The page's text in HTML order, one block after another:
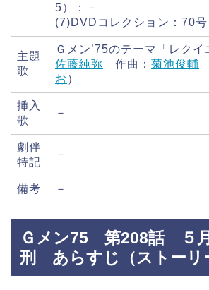
5）：－
(7)DVDコレクション：70号
主題
歌
Ｇメン’75のテーマ「レクイ
佐藤純弥 作曲： 菊池俊輔
お ）
挿入
歌
－
劇伴
特記
－
備考 －
Ｇメン75 第208話 ５
刑 あらすじ（ストーリ